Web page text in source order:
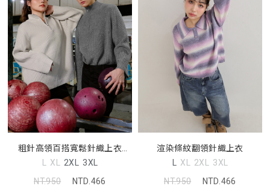
粗針高領百搭寬鬆針織上衣
(unisex)
L XL 2XL 3XL
NT.950
NTD.466
渲染條紋翻領針織上衣
L XL 2XL 3XL
NT.950
NTD.466